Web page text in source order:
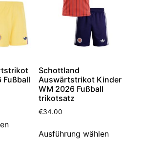
Fußball
Schottland
Auswärtstrikot Kinder
WM 2026 Fußball
trikotsatz
€34.00
Ausführung wählen